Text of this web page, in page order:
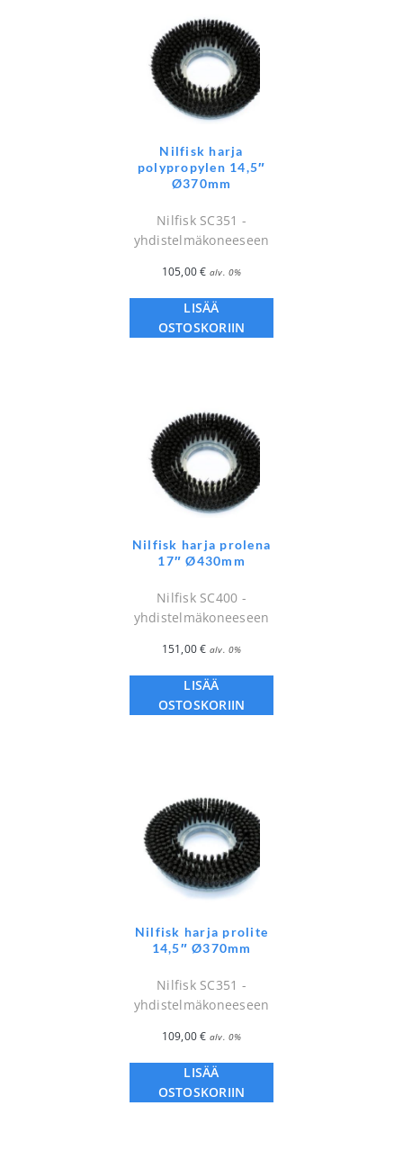
Nilfisk harja
polypropylen 14,5″
Ø370mm
Nilfisk SC351 -
yhdistelmäkoneeseen
105,00€ alv. 0%
LISÄÄ
OSTOSKORIIN
Nilfisk harja prolena
17″ Ø430mm
Nilfisk SC400 -
yhdistelmäkoneeseen
151,00€ alv. 0%
LISÄÄ
OSTOSKORIIN
Nilfisk harja prolite
14,5″ Ø370mm
Nilfisk SC351 -
yhdistelmäkoneeseen
109,00€ alv. 0%
LISÄÄ
OSTOSKORIIN